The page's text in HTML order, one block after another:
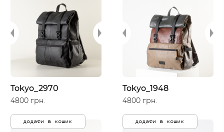
Tokyo_2970
4800 грн.
додати в кошик
Tokyo_1948
4800 грн.
додати в кошик